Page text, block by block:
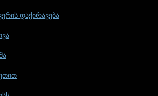
დაქირავება